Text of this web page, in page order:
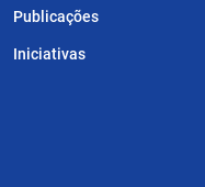
Publicações
Iniciativas